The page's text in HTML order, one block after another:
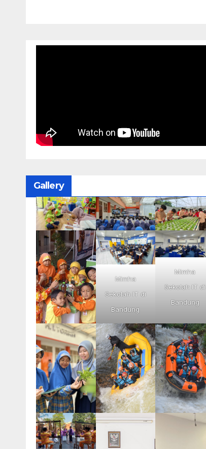
Gallery
Mimha
Sekolah IT di
Bandung
Mimha
Sekolah IT di
Bandung